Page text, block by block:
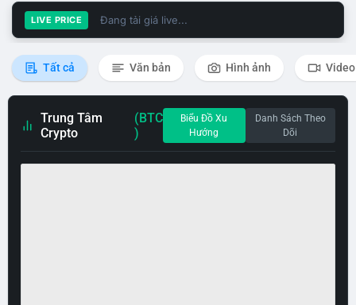
LIVE PRICE Đang tải giá live...
Tất cả Văn bản Hình ảnh Video
Trung Tâm
Crypto
(BTC
)
Biểu Đồ Xu
Hướng
Danh Sách Theo
Dõi